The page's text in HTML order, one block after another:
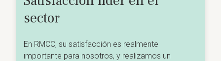
sector
En RMCC, su satisfacción es realmente
importante para nosotros, y realizamos un